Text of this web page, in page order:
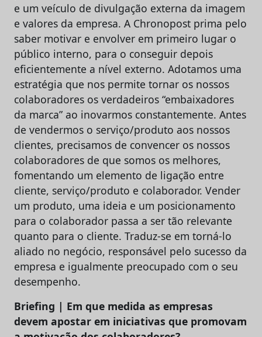
e um veículo de divulgação externa da imagem
e valores da empresa. A Chronopost prima pelo
saber motivar e envolver em primeiro lugar o
público interno, para o conseguir depois
eficientemente a nível externo. Adotamos uma
estratégia que nos permite tornar os nossos
colaboradores os verdadeiros “embaixadores
da marca” ao inovarmos constantemente. Antes
de vendermos o serviço/produto aos nossos
clientes, precisamos de convencer os nossos
colaboradores de que somos os melhores,
fomentando um elemento de ligação entre
cliente, serviço/produto e colaborador. Vender
um produto, uma ideia e um posicionamento
para o colaborador passa a ser tão relevante
quanto para o cliente. Traduz-se em torná-lo
aliado no negócio, responsável pelo sucesso da
empresa e igualmente preocupado com o seu
desempenho.
Briefing | Em que medida as empresas
devem apostar em iniciativas que promovam